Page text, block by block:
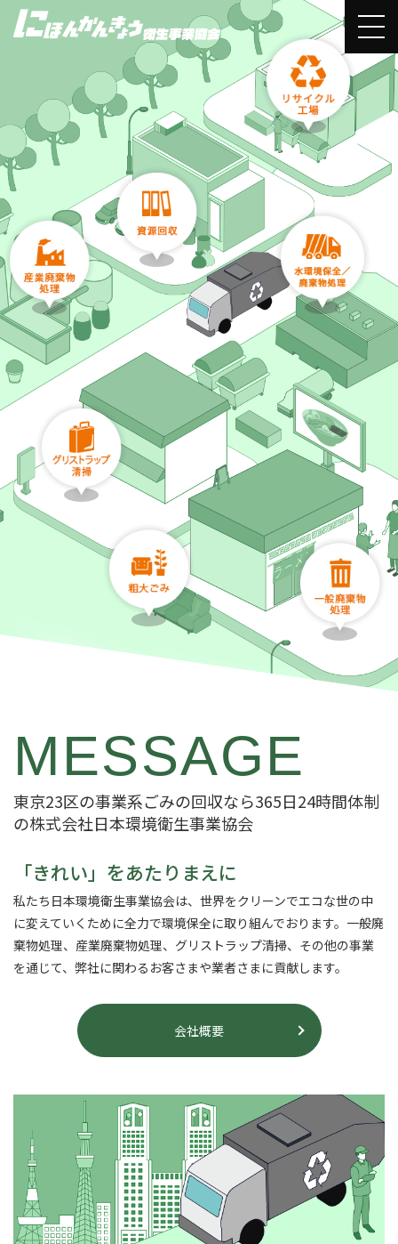
MESSAGE
東京23区の事業系ごみの回収なら365日24時間体制
の株式会社日本環境衛生事業協会
「きれい」をあたりまえに
私たち日本環境衛生事業協会は、世界をクリーンでエコな世の中
に変えていくために全力で環境保全に取り組んでおります。一般廃
棄物処理、産業廃棄物処理、グリストラップ清掃、 その他の事業
を通じて、弊社に関わるお客さまや業者さまに貢献します。
会社概要